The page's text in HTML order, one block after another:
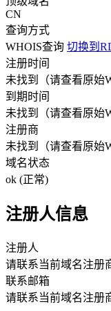
CN
查询方式
WHOIS查询 切换到
注册时间
未找到
（请查看原始
到期时间
未找到
（请查看原始
注册商
未找到
（请查看原始
域名状态
ok (正常)
注册人信息
注册人
请联系当前域名注册
联系邮箱
请联系当前域名注册